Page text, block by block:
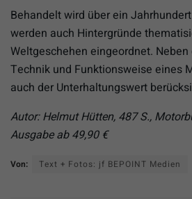
Behandelt wird über ein
werden auch Hintergründe
Weltgeschehen eingeordnet.
Technik und Funktionsweise eines
auch der Unterhaltungswert
Autor: Helmut Hütten, 487 S.,
Ausgabe ab 49,90 €
Von: Text + Fotos: jf BEPOINT Medien